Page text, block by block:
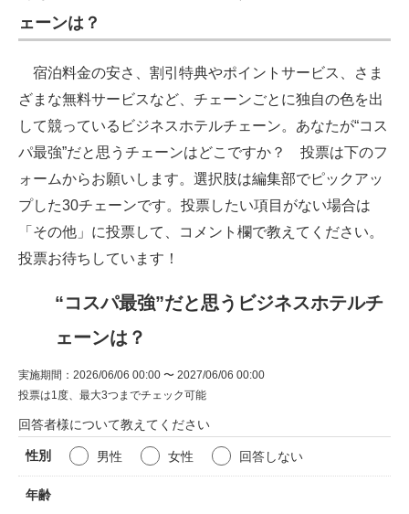
ェーンは？
宿泊料金の安さ、割引特典やポイントサービス、さま
ざまな無料サービスなど、チェーンごとに独自の色を出
して競っているビジネスホテルチェーン。あなたが“コス
パ最強”だと思うチェーンはどこですか？ 投票は下のフ
ォームからお願いします。選択肢は編集部でピックアッ
プした30チェーンです。投票したい項目がない場合は
「その他」に投票して、コメント欄で教えてください。
投票お待ちしています！
“コスパ最強”だと思うビジネスホテルチ
ェーンは？
実施期間：2026/06/06 00:00 〜 2027/06/06 00:00
投票は1度、最大3つまでチェック可能
回答者様について教えてください
性別 男性 女性 回答しない
年齢